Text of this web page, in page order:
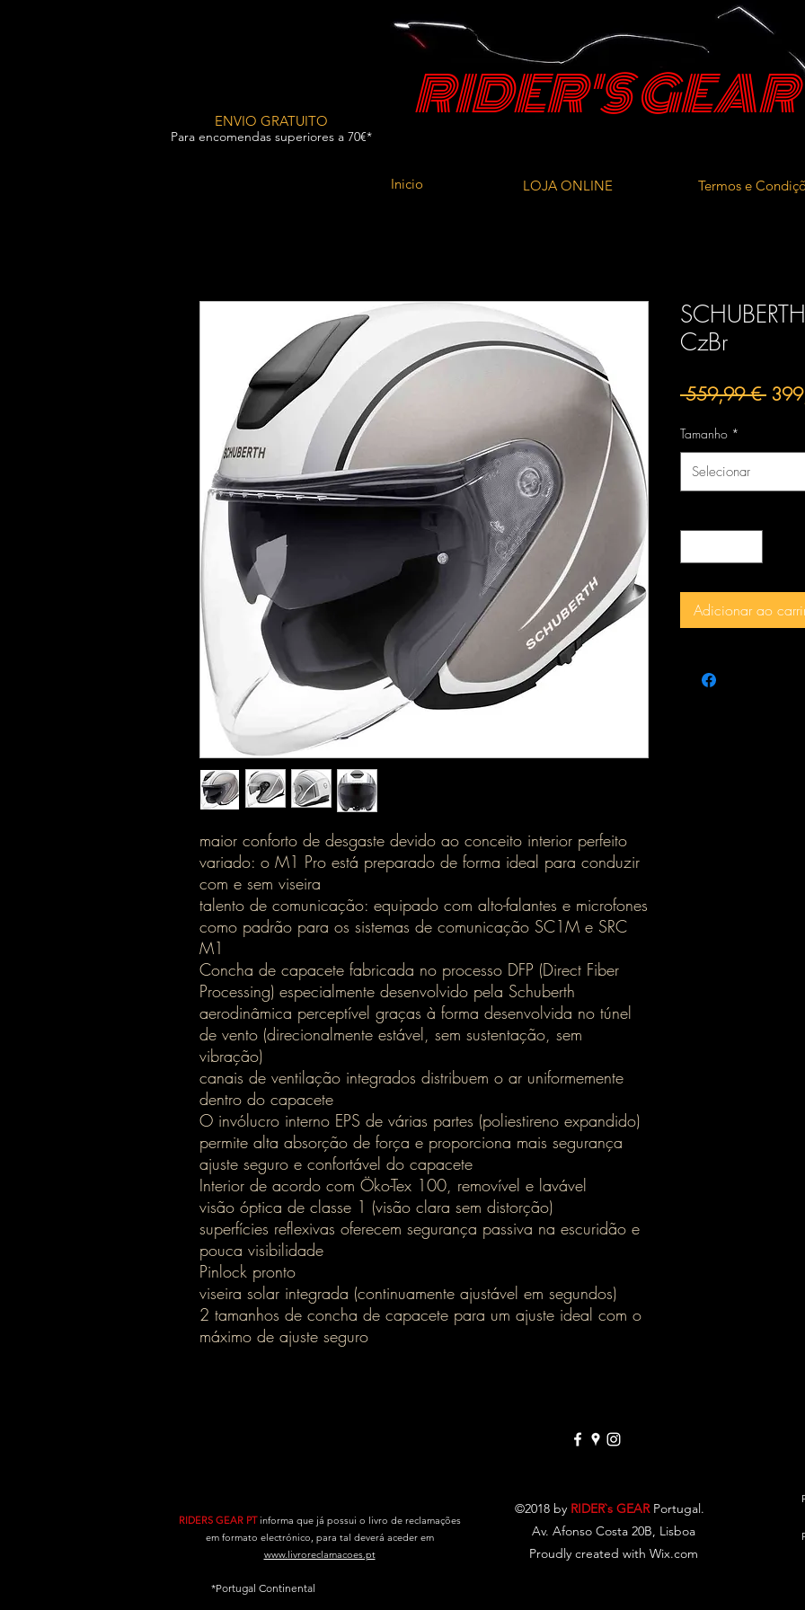
RIDER'S GEAR
ENVIO GRATUITO
Para encomendas superiores a 70€*
maior conforto de desgaste devido ao conceito interior perfeito
variado: o M1 Pro está preparado de forma ideal para conduzir
com e sem viseira
talento de comunicação: equipado com alto-falantes e microfones
como padrão para os sistemas de comunicação SC1M e SRC
M1
Concha de capacete fabricada no processo DFP (Direct Fiber
Processing) especialmente desenvolvido pela Schuberth
aerodinâmica perceptível graças à forma desenvolvida no túnel
de vento (direcionalmente estável, sem sustentação, sem
vibração)
canais de ventilação integrados distribuem o ar uniformemente
dentro do capacete
O invólucro interno EPS de várias partes (poliestireno expandido)
permite alta absorção de força e proporciona mais segurança
ajuste seguro e confortável do capacete
Interior de acordo com Öko-Tex 100, removível e lavável
visão óptica de classe 1 (visão clara sem distorção)
superfícies reflexivas oferecem segurança passiva na escuridão e
pouca visibilidade
Pinlock pronto
viseira solar integrada (continuamente ajustável em segundos)
2 tamanhos de concha de capacete para um ajuste ideal com o
máximo de ajuste seguro
CzBr
559,99 €
Tamanho *
Selecionar
Adicionar ao
Inicio LOJA ONLINE Termos e
©2018 by RIDER`s GEAR Portugal.
Av. Afonso Costa 20B, Lisboa
Proudly created with Wix.com
RIDERS GEAR PTinforma que já possui o livro de reclamações
em formato electrónico, para tal deverá aceder em
www.livroreclamacoes.pt
*Portugal Continental